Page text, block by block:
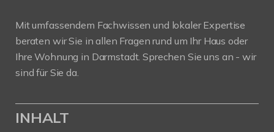
Mit umfassendem Fachwissen und lokaler Expertise
beraten wir Sie in allen Fragen rund um Ihr Haus oder
Ihre Wohnung in Darmstadt. Sprechen Sie uns an - wir
sind für Sie da.
INHALT